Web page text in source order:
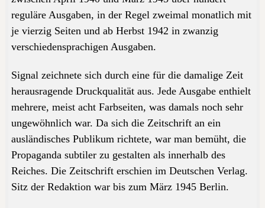
reguläre Ausgaben, in der Regel zweimal monatlich mit
je vierzig Seiten und ab Herbst 1942 in zwanzig
verschiedensprachigen Ausgaben.
Signalzeichnete sich durch eine für die damalige Zeit
herausragende Druckqualität aus. Jede Ausgabe enthielt
mehrere, meist acht Farbseiten, was damals noch sehr
ungewöhnlich war. Da sich die Zeitschrift an ein
ausländisches Publikum richtete, war man bemüht, die
Propaganda subtiler zu gestalten als innerhalb des
Reiches. Die Zeitschrift erschien im Deutschen Verlag.
Sitz der Redaktion war bis zum März 1945 Berlin.